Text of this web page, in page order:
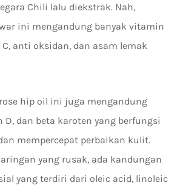
Chili lalu diekstrak. Nah,
ini mengandung banyak vitamin
anti oksidan, dan asam lemak
hip oil ini juga mengandung
dan beta karoten yang berfungsi
mempercepat perbaikan kulit.
yang rusak, ada kandungan
yang terdiri dari oleic acid, linoleic